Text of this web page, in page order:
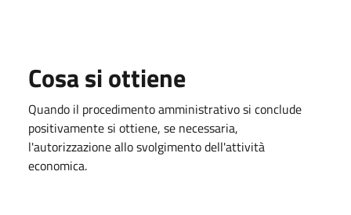
Cosa si ottiene
Quando il procedimento amministrativo si conclude
positivamente si ottiene, se necessaria,
l'autorizzazione allo svolgimento dell'attività
economica.